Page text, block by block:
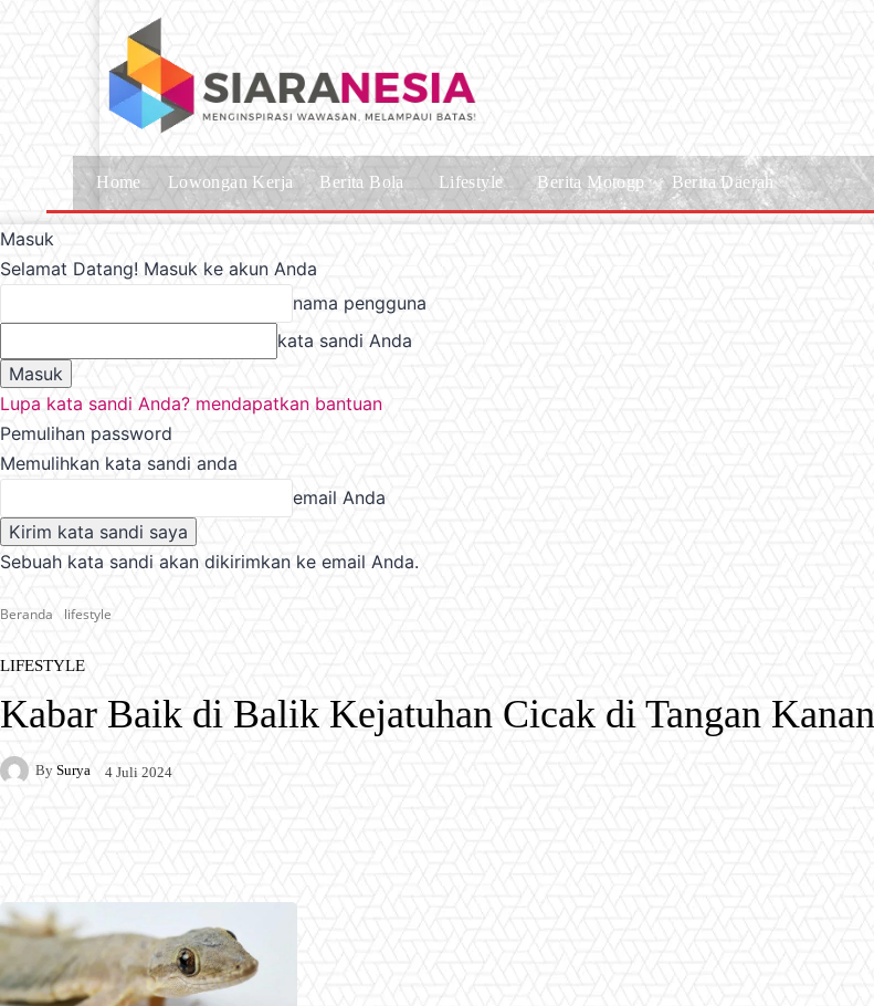
Home Lowongan Kerja Berita Bola Lifestyle Berita Motogp Berita Daerah
Masuk
Selamat Datang! Masuk ke akun Anda
nama pengguna
kata sandi Anda
Lupa kata sandi Anda? mendapatkan bantuan
Pemulihan password
Memulihkan kata sandi anda
email Anda
Sebuah kata sandi akan dikirimkan ke email Anda.
Beranda lifestyle
LIFESTYLE
Kabar Baik di Balik Kejatuhan Cicak di Tangan Kanan
By Surya 4 Juli 2024